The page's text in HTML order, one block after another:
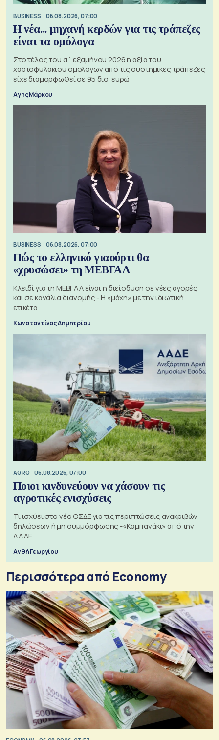
BUSINESS 06.08.2026, 07:00
Η νέα... μηχανή κερδών για τις τράπεζες
είναι τα ομόλογα
Στο τέλος του α΄ εξαμήνου 2026 η αξία του
χαρτοφυλακίου ομολόγων από τις συστημικές τράπεζες
είχε διαμορφωθεί σε 95 δισ. ευρώ
Αγης Μάρκου
BUSINESS 06.08.2026, 07:00
Πώς το ελληνικό γιαούρτι θα
«χρυσώσει» τη ΜΕΒΓΑΛ
Κλειδί για τη ΜΕΒΓΑΛ είναι η διείσδυση σε νέες αγορές
και σε κανάλια διανομής - Η «μάχη» με την ιδιωτική
ετικέτα
Κωνσταντίνος Δημητρίου
AGRO 06.08.2026, 07:00
Ποιοι κινδυνεύουν να χάσουν τις
αγροτικές ενισχύσεις
Τι ισχύει στο νέο ΟΣΔΕ για τις περιπτώσεις ανακριβών
δηλώσεων ή μη συμμόρφωσης -«Καμπανάκι» από την
ΑΑΔΕ
Ανθή Γεωργίου
Περισσότερα από Economy